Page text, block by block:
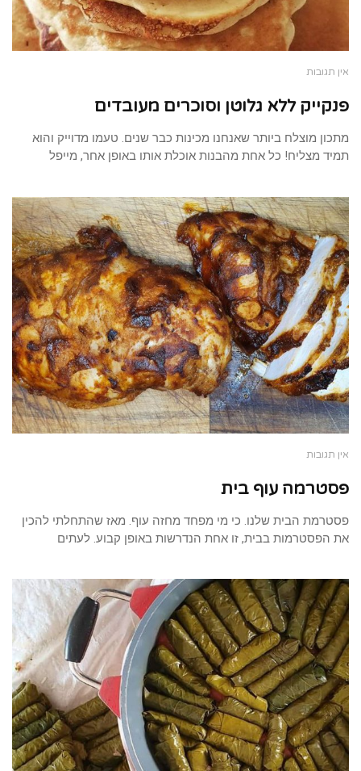
אין תגובות
פנקייק ללא גלוטן וסוכרים מעובדים
מתכון מוצלח ביותר שאנחנו מכינות כבר שנים. טעמו מדוייק והוא
תמיד מצליח! כל אחת מהבנות אוכלת אותו באופן אחר, מייפל
אין תגובות
פסטרמה עוף בית
פסטרמת הבית שלנו. כי מי מפחד מחזה עוף. מאז שהתחלתי להכין
את הפסטרמות בבית, זו אחת הנדרשות באופן קבוע. לעתים